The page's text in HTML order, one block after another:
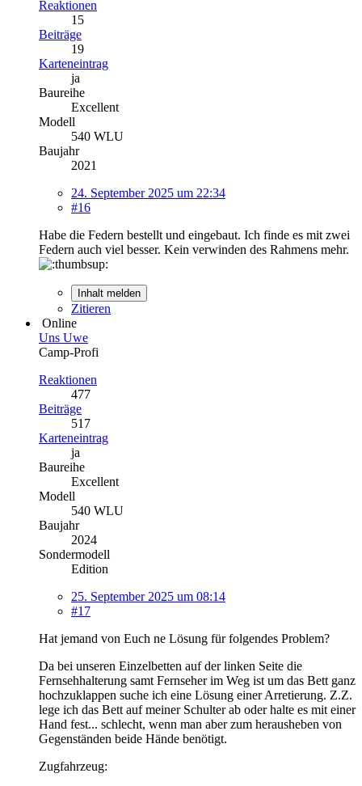
Reaktionen
15
Beiträge
19
Karteneintrag
ja
Baureihe
Excellent
Modell
540 WLU
Baujahr
2021
24. September 2025 um 22:34
#16
Habe die Federn bestellt und eingebaut. Ich finde es mit zwei
Federn auch viel besser. Kein verwinden des Rahmens mehr.
Inhalt melden
Zitieren
Online
Uns Uwe
Camp-Profi
Reaktionen
477
Beiträge
517
Karteneintrag
ja
Baureihe
Excellent
Modell
540 WLU
Baujahr
2024
Sondermodell
Edition
25. September 2025 um 08:14
#17
Hat jemand von Euch ne Lösung für folgendes Problem?
Da bei unseren Einzelbetten auf der linken Seite die
Fernsehhalterung samt Fernseher im Weg ist um das Bett ganz
hochzuklappen suche ich eine Lösung einer Arretierung. Z.Z.
lege ich das Bett auf meiner Schulter ab oder halte es mit einer
Hand fest... schlecht, wenn man aber zum herausheben von
Gegenständen beide Hände benötigt.
Zugfahrzeug: